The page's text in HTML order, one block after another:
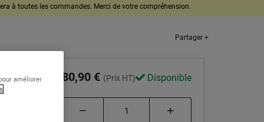
à toutes les commandes. Merci de votre compréhension.
Partager +
80,90 € (Prix HT) Disponible
améliorer